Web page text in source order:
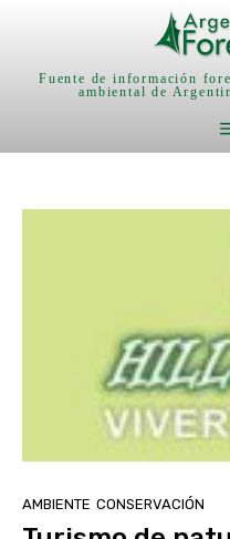
Fuente de información
ambiental de
AMBIENTE CONSERVACIÓN